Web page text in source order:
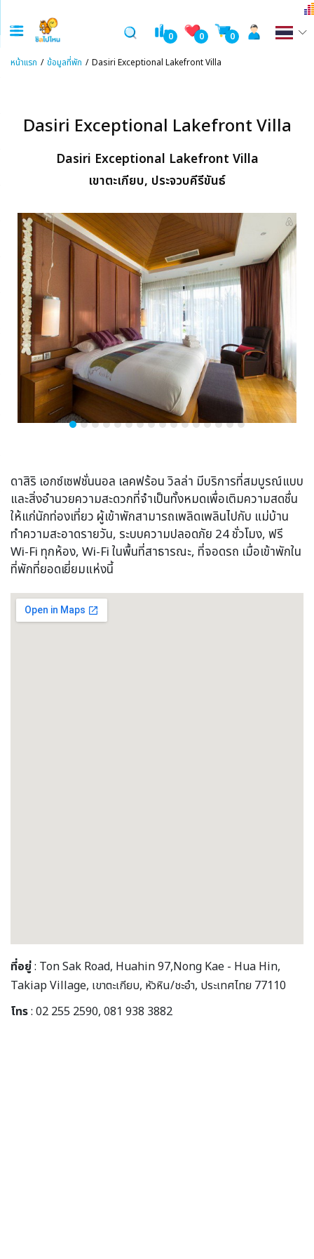
0 0 0
หน้าแรก ข้อมูลที่พัก Dasiri Exceptional Lakefront Villa
Dasiri Exceptional Lakefront Villa
Dasiri Exceptional Lakefront Villa
เขาตะเกียบ, ประจวบคีรีขันธ์
ดาสิริ เอกซ์เซฟชั่นนอล เลคฟร้อน วิลล่า มีบริการที่สมบูรณ์แบบ
และสิ่งอำนวยความสะดวกที่จำเป็นทั้งหมดเพื่อเติมความสดชื่น
ให้แก่นักท่องเที่ยว ผู้เข้าพักสามารถเพลิดเพลินไปกับ แม่บ้าน
ทำความสะอาดรายวัน, ระบบความปลอดภัย 24 ชั่วโมง, ฟรี
Wi-Fi ทุกห้อง, Wi-Fi ในพื้นที่สาธารณะ, ที่จอดรถ เมื่อเข้าพักใน
ที่พักที่ยอดเยี่ยมแห่งนี้
ที่อยู่: Ton Sak Road, Huahin 97,Nong Kae - Hua Hin,
Takiap Village, เขาตะเกียบ, หัวหิน/ชะอำ, ประเทศไทย 77110
โทร: 02 255 2590, 081 938 3882